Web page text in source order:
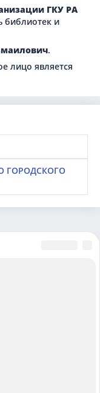
ГКУ РА
библиотек и
.
лицо является
ГОРОДСКОГО